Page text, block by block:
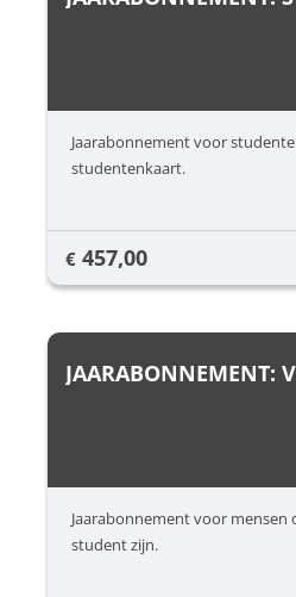
Jaarabonnement voor
studentenkaart.
€ 457,00
JAARABONNEMENT:
Jaarabonnement voor mensen
student zijn.